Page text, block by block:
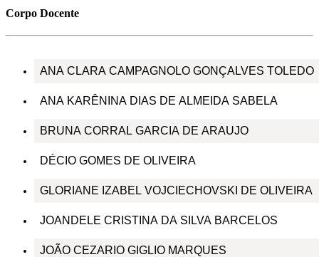
Corpo Docente
ANA CLARA CAMPAGNOLO GONÇALVES TOLEDO
ANA KARÊNINA DIAS DE ALMEIDA SABELA
BRUNA CORRAL GARCIA DE ARAUJO
DÉCIO GOMES DE OLIVEIRA
GLORIANE IZABEL VOJCIECHOVSKI DE OLIVEIRA
JOANDELE CRISTINA DA SILVA BARCELOS
JOÃO CEZARIO GIGLIO MARQUES